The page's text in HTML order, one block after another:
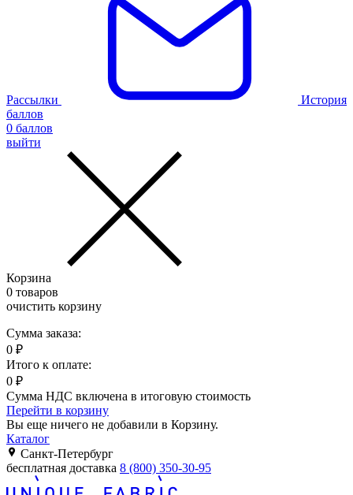
Рассылки
История
баллов
0 баллов
выйти
Корзина
0 товаров
очистить корзину
Сумма заказа:
0 ₽
Итого к оплате:
0 ₽
Сумма НДС включена в итоговую стоимость
Перейти в корзину
Вы еще ничего не добавили в Корзину.
Каталог
Санкт-Петербург
бесплатная доставка 8 (800) 350-30-95